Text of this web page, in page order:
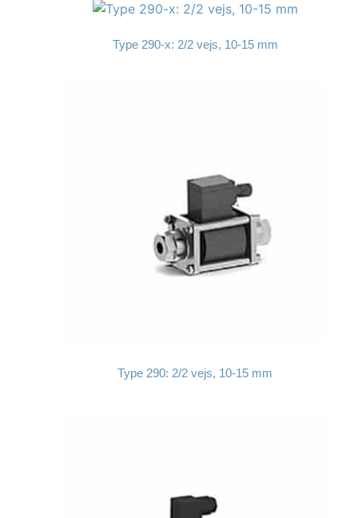
Type 290-x: 2/2 vejs, 10-15 mm
Type 290: 2/2 vejs, 10-15 mm